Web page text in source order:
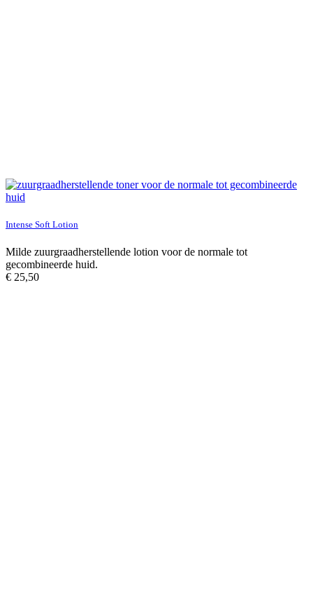
Intense Soft Lotion
Milde zuurgraadherstellende lotion voor de normale tot
gecombineerde huid.
€ 25,50